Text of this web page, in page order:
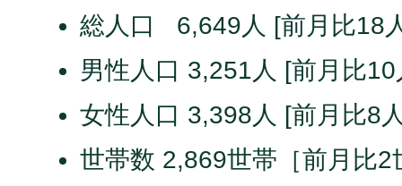
総人口 6,649人 [前月比18
男性人口 3,251人 [前月比10
女性人口 3,398人 [前月比8
世帯数 2,869世帯［前月比2